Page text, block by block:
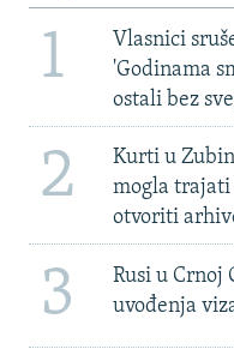
1
Vlasnici
'Godinama
ostali bez
2
Kurti u
mogla
otvoriti
3
Rusi u Crnoj
uvođenja